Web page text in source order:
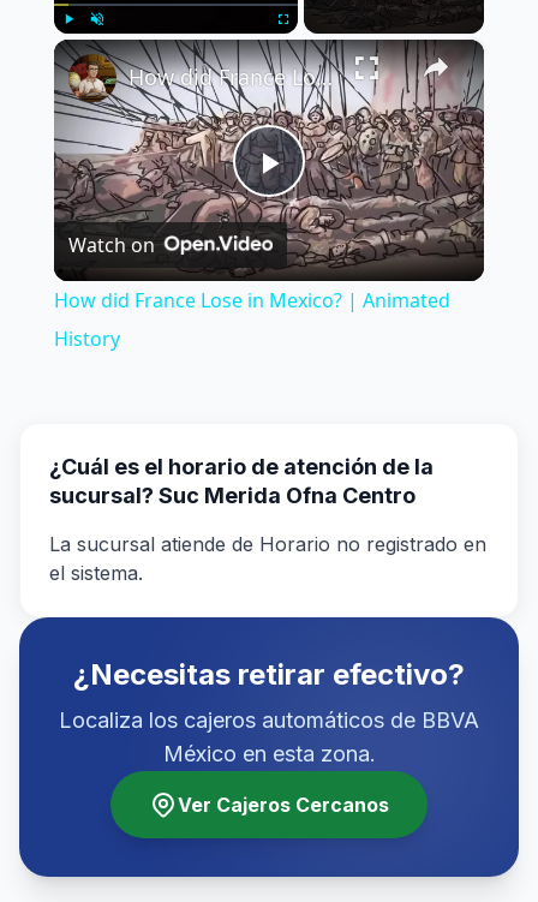
Play Unmute Fullscreen ×
Play
Video
How did France Lose in Mexico? | Animated History
Watch on
How did France Lose in Mexico? | Animated
History
¿Cuál es el horario de atención de la
sucursal? Suc Merida Ofna Centro
La sucursal atiende de Horario no registrado en
el sistema.
¿Necesitas retirar efectivo?
Localiza los cajeros automáticos de BBVA
México en esta zona.
Ver Cajeros Cercanos